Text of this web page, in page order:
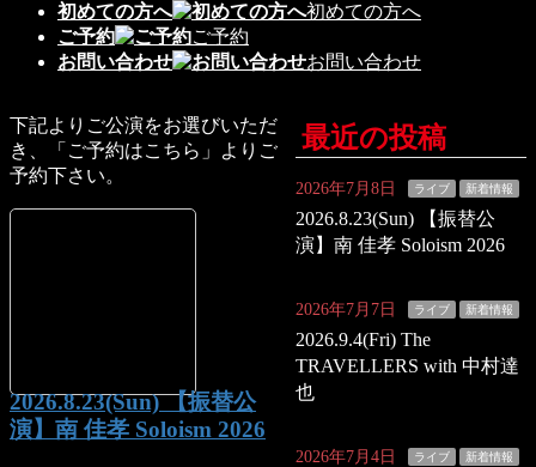
初めての方へ
初めての方へ
ご予約
ご予約
お問い合わせ
お問い合わせ
下記よりご公演をお選びいただ
き、「ご予約はこちら」よりご
予約下さい。
2026.8.23(Sun) 【振替公
演】南 佳孝 Soloism 2026
最近の投稿
2026年7月8日 ライブ 新着情報
2026.8.23(Sun) 【振替公
演】南 佳孝 Soloism 2026
2026年7月7日 ライブ 新着情報
2026.9.4(Fri) The
TRAVELLERS with 中村達
也
2026年7月4日 ライブ 新着情報